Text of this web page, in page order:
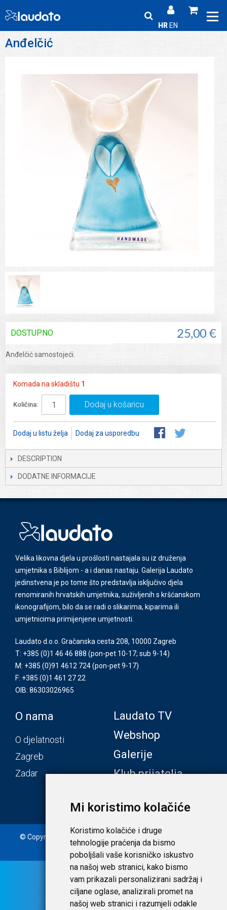
Mi koristimo kolačiće
Koristimo kolačiće i druge
tehnologije praćenja da bismo
poboljšali vaše korisničko iskustvo
na našoj web stranici, kako bismo
vam prikazali personalizirani sadržaj i
ciljane oglase, analizirali promet na
našoj web stranici i razumjeli odakle
HR EN
Anđelčić
25,00 €
DOSTUPNO
Anđelčić samostojeći.
Komada na skladištu 1
Količina: Dodaj u košaricu
Dodaj u listu želja Dodaj za usporedbu
DESCRIPTION
DODATNE INFORMACIJE
Velika likovna djela u prošlosti nastajala su iz druženja
umjetnika s Biblijom - a i danas nastaju. Galerija Laudato
jedinstvena je po tome što predstavlja isključivo djela
renomiranih hrvatskih umjetnika, suživljenih s kršćanskom
ikonografijom, bilo da se radi o slikarima, kiparima ili
umjetnicima primijenjene umjetnosti.
Laudato d.o.o. Gračanska cesta 208, 10000 Zagreb
T: +385 (0)1 46 46 888 (pon-pet 10-17; sub 9-14)
M: +385 (0)91 4612 724(pon-pet 9-17)
F: +385 (0)1 461 27 22
OIB: 86303026965
O nama
O djelatnosti
Zagreb
Zadar
Laudato TV
Webshop
Galerije
Klub prijatelja
© Copyright 2020. Laudato d.o.o. | Tečaj konverzije: 1 EUR =
7,53450 HRK | Uvjeti i privatnost